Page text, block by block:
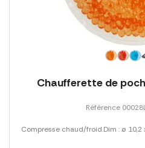
Chaufferette de
Référence
Compresse chaud/froid.Dim : ø